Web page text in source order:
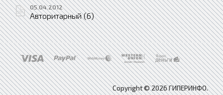
05.04.2012
Авторитарный (6)
Copyright © 2026 ГИПЕРИНФО.